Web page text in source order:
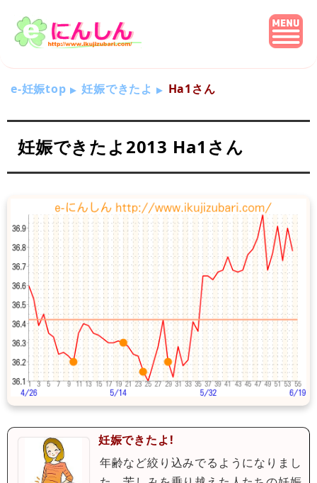
e-妊娠top 妊娠できたよ Ha1さん
妊娠できたよ2013 Ha1さん
妊娠できたよ!
年齢など絞り込みでるようになりまし